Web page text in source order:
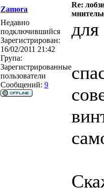
Zamora
Re:
Недавно
подключившийся
Зарегистрирован:
16/02/2011 21:42
Група:
Зарегистрированные
пользователи
Сообщений: 9